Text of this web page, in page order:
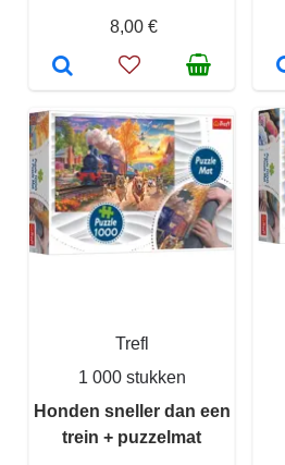
8,00 €
Trefl
1 000 stukken
Honden sneller dan een
trein + puzzelmat